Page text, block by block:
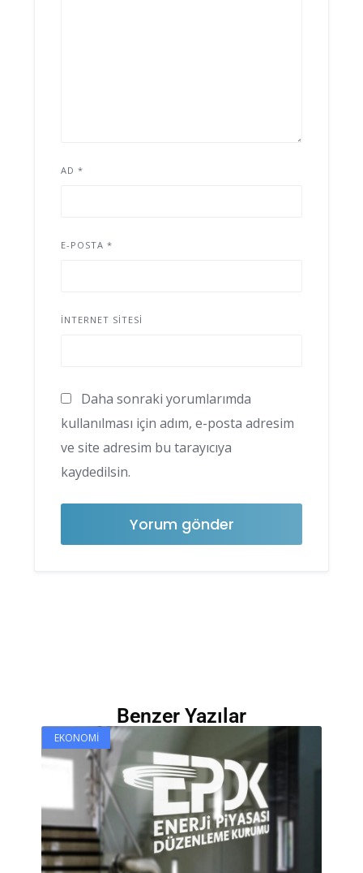
AD *
E-POSTA *
İNTERNET SITESI
Daha sonraki yorumlarımda
kullanılması için adım, e-posta adresim
ve site adresim bu tarayıcıya
kaydedilsin.
Benzer Yazılar
EKONOMI